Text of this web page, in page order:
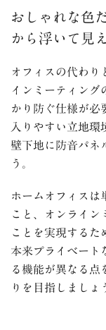
おしゃれな色
から浮いて見
オフィスの代わり
インミーティング
かり防ぐ仕様が必
入りやすい立地環
壁下地に防音パネ
う。
ホームオフィスは
こと、オンライン
ことを実現するた
本来プライベート
る機能が異なる点
りを目指しましょ